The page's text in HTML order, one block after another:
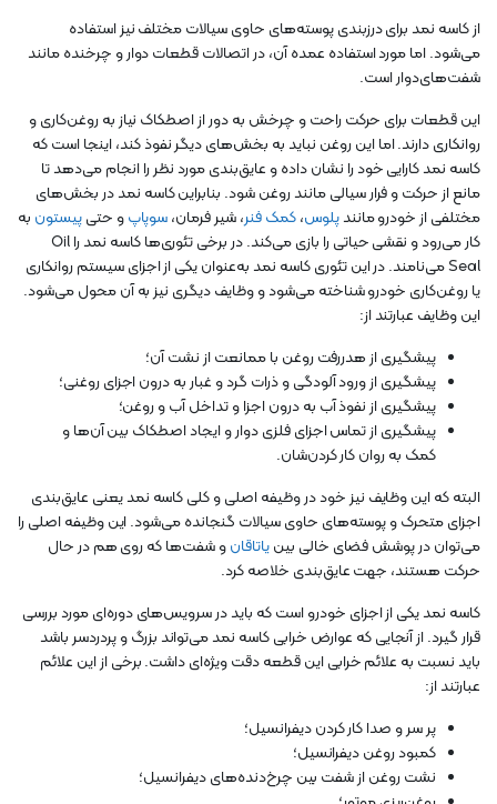
از کاسه نمد برای درزبندی پوسته‌های حاوی سیالات مختلف نیز استفاده
می‌شود. اما مورد استفاده عمده آن، در اتصالات قطعات دوار و چرخنده مانند
شفت‌های‌دوار است.
این قطعات برای حرکت راحت و چرخش به دور از اصطکاک نیاز به روغن‌کاری و
روانکاری دارند. اما این روغن نباید به بخش‌های دیگر نفوذ کند، اینجا است که
کاسه نمد کارایی خود را نشان داده و عایق‌بندی مورد نظر را انجام می‌دهد تا
مانع از حرکت و فرار سیالی مانند روغن شود. بنابراین کاسه نمد در بخش‌های
مختلفی از خودرو مانندپلوس،کمک فنر، شیر فرمان،سوپاپو حتیپیستون به
کار می‌رود و نقشی حیاتی را بازی می‌کند. در برخی تئوری‌ها کاسه نمد را Oil
Seal می‌نامند. در این تئوری کاسه نمد به‌عنوان یکی از اجزای سیستم روانکاری
یا روغن‌کاری خودرو شناخته می‌شود و وظایف دیگری نیز به آن محول می‌شود.
این وظایف عبارتند از:
پیشگیری از هدررفت روغن با ممانعت از نشت آن؛
پیشگیری از ورود آلودگی و ذرات گرد و غبار به درون اجزای روغنی؛
پیشگیری از نفوذ آب به درون اجزا و تداخل آب و روغن؛
پیشگیری از تماس اجزای فلزی دوار و ایجاد اصطکاک بین آن‌ها و
کمک به روان کار کردن‌شان.
البته که این وظایف نیز خود در وظیفه اصلی و کلی کاسه نمد یعنی عایق‌بندی
اجزای متحرک و پوسته‌های حاوی سیالات گنجانده می‌شود. این وظیفه اصلی را
می‌توان در پوشش فضای خالی بینیاتاقانو شفت‌ها که روی هم در حال
حرکت هستند، جهت عایق‌بندی خلاصه کرد.
کاسه نمد یکی از اجزای خودرو است که باید در سرویس‌های دوره‌ای مورد بررسی
قرار گیرد. از آنجایی که عوارض خرابی کاسه نمد می‌تواند بزرگ و پردردسر باشد
باید نسبت به علائم خرابی این قطعه دقت ویژه‌ای داشت. برخی از این علائم
عبارتند از:
پر سر و صدا کار کردن دیفرانسیل؛
کمبود روغن دیفرانسیل؛
نشت روغن از شفت بین چرخ‌دنده‌های دیفرانسیل؛